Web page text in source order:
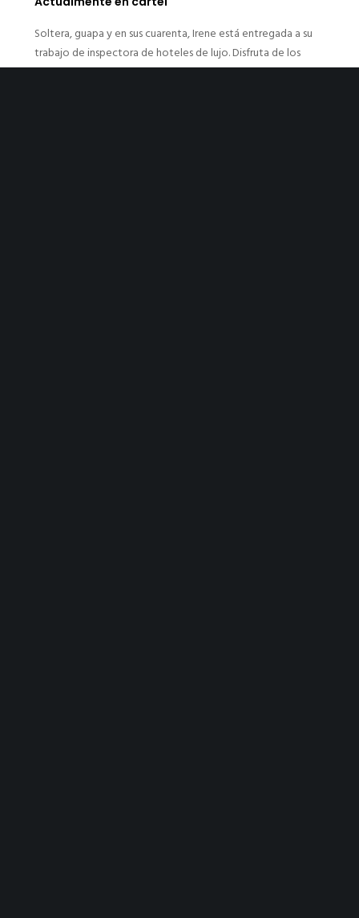
Soltera, guapa y en sus cuarenta, Irene está entregada a su
trabajo de inspectora de hoteles de lujo. Disfruta de los
placeres y mejores resorts, pero siempre sola y de